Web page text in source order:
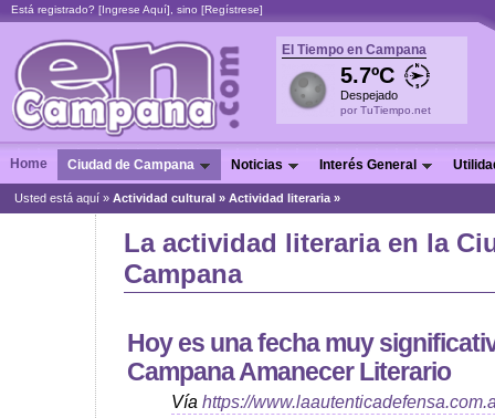
Está registrado? [Ingrese Aquí], sino [Regístrese]
El Tiempo en Campana
5.7ºC
Despejado
por TuTiempo.net
Home Ciudad de Campana Noticias Interés General
Usted está aquí » Actividad cultural » Actividad literaria »
La actividad literaria en la
Campana
Hoy es una fecha muy
Campana Amanecer Literario
Vía https://